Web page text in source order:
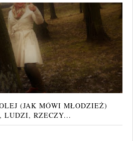
(JAK MÓWI MŁODZIEŻ)
LUDZI, RZECZY...